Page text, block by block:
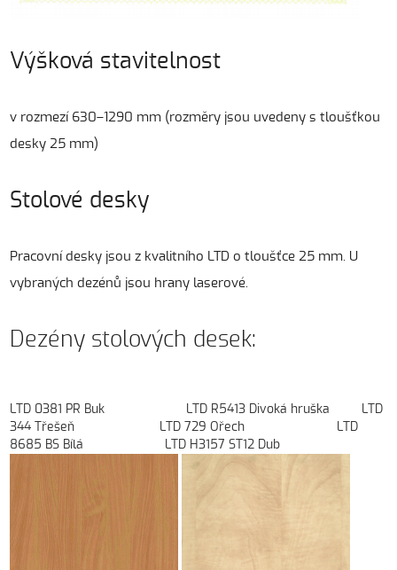
Výšková stavitelnost
v rozmezí 630–1290 mm (rozměry jsou uvedeny s tloušťkou
desky 25 mm)
Stolové desky
Pracovní desky jsou z kvalitního LTD o tloušťce 25 mm. U
vybraných dezénů jsou hrany laserové.
Dezény stolových desek:
LTD 0381 PR Buk LTD R5413 Divoká hruška LTD
344 Třešeň LTD 729 Ořech LTD
8685 BS Bílá LTD H3157 ST12 Dub